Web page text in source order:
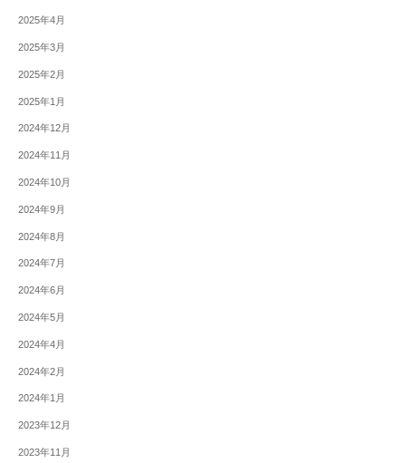
2025年4月
2025年3月
2025年2月
2025年1月
2024年12月
2024年11月
2024年10月
2024年9月
2024年8月
2024年7月
2024年6月
2024年5月
2024年4月
2024年2月
2024年1月
2023年12月
2023年11月